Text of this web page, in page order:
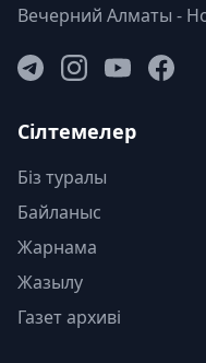
Вечерний Алматы -
Сілтемелер
Біз туралы
Байланыс
Жарнама
Жазылу
Газет архиві